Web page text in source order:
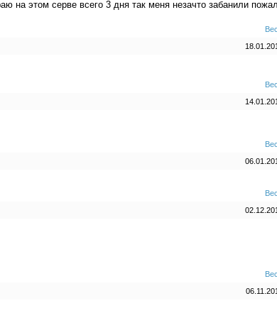
на этом серве всего 3 дня так меня незачто забанили